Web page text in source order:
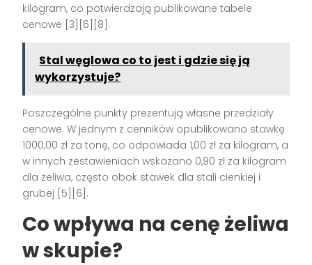
kilogram, co potwierdzają publikowane tabele
cenowe [3][6][8].
Stal węglowa co to jest i gdzie się ją
wykorzystuje?
Poszczególne punkty prezentują własne przedziały
cenowe. W jednym z cenników opublikowano stawkę
1000,00 zł za tonę, co odpowiada 1,00 zł za kilogram, a
w innych zestawieniach wskazano 0,90 zł za kilogram
dla żeliwa, często obok stawek dla stali cienkiej i
grubej [5][6].
Co wpływa na cenę żeliwa
w skupie?